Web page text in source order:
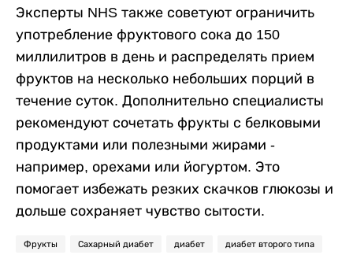
Эксперты NHS также советуют ограничить
употребление фруктового сока до 150
миллилитров в день и распределять прием
фруктов на несколько небольших порций в
течение суток. Дополнительно специалисты
рекомендуют сочетать фрукты с белковыми
продуктами или полезными жирами -
например, орехами или йогуртом. Это
помогает избежать резких скачков глюкозы и
дольше сохраняет чувство сытости.
Фрукты Сахарный диабет диабет диабет второго типа